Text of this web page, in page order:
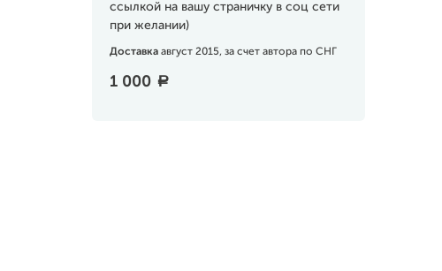
ссылкой на вашу страничку в соц сети
при желании)
Доставка август 2015, за счет автора по СНГ
1 000 a